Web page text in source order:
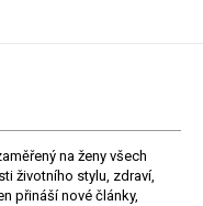
na ženy všech
životního stylu, zdraví,
přináší nové články,